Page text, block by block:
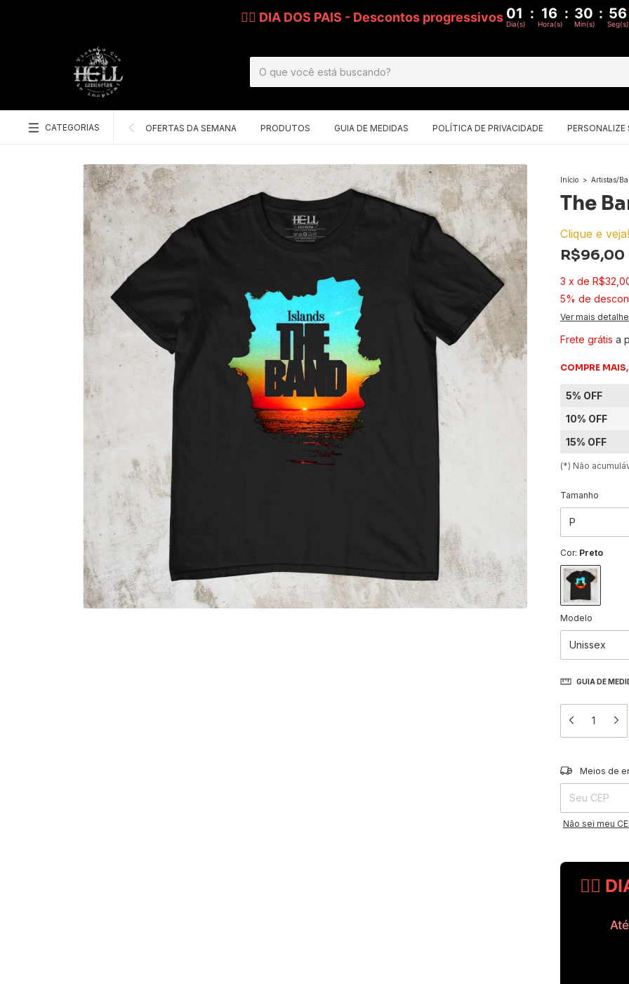
🧔‍♂️ DIA DOS PAIS - Descontos progressivos 01 : 16 : 30 : 55
Dia(s) Hora(s) Min(s) Seg(s)
CATEGORIAS OFERTAS DA SEMANA PRODUTOS GUIA DE MEDIDAS POLÍTICA DE PRIVACIDADE PERSONALIZE
Início > Artistas/
The
Clique e veja!
R$96,00
3 x de
5% de
Ver mais
Frete grátis a
COMPRE
5% OFF
10% OFF
15% OFF
(*) Não
Tamanho
Cor: Preto
Modelo
GUIA DE
Entregas para o
Meios de
Não sei meu
🧔‍♂️